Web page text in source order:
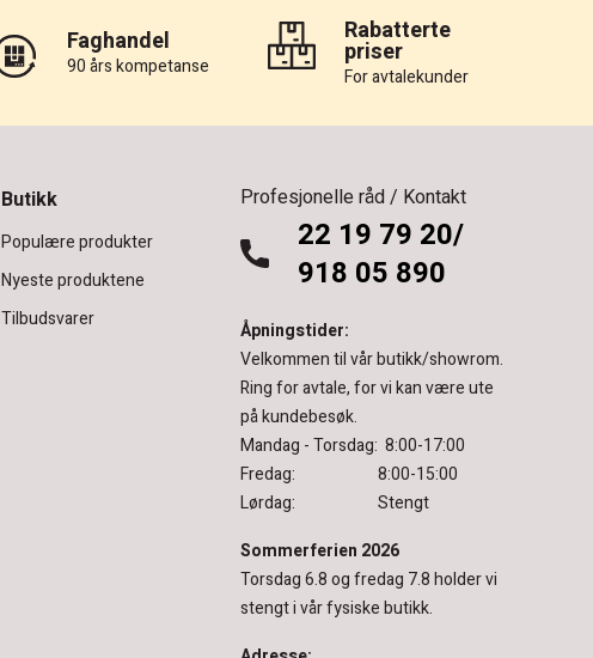
Faghandel
90 års kompetanse
Rabatterte
priser
For avtalekunder
Butikk
Populære produkter
Nyeste produktene
Tilbudsvarer
Profesjonelle råd / Kontakt
22 19 79 20/
918 05 890
Åpningstider:
Velkommen til vår butikk/showrom.
Ring for avtale, for vi kan være ute
på kundebesøk.
Mandag - Torsdag: 8:00-17:00
Fredag: 8:00-15:00
Lørdag: Stengt
Sommerferien 2026
Torsdag 6.8 og fredag 7.8 holder vi
stengt i vår fysiske butikk.